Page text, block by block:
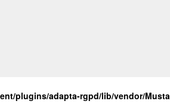
plugins/adapta-rgpd/lib/vendor/